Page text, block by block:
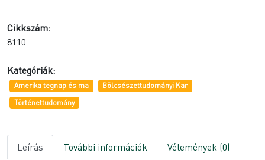
Cikkszám:
8110
Kategóriák:
Amerika tegnap és ma
Bölcsészettudományi Kar
Történettudomány
Leírás További információk Vélemények (0)